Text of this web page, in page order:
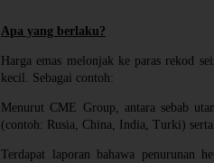
Apa yang berlaku?
Harga emas melonjak ke paras rekod
kecil. Sebagai contoh:
Menurut CME Group, antara sebab
(contoh: Rusia, China, India, Turki)
Terdapat laporan bahawa penurunan